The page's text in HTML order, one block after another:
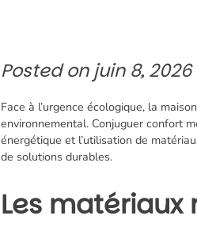
Posted onjuin 8, 2026
Face à l’urgence écologique, la
environnemental. Conjuguer confort
énergétique et l’utilisation de
de solutions durables.
Les